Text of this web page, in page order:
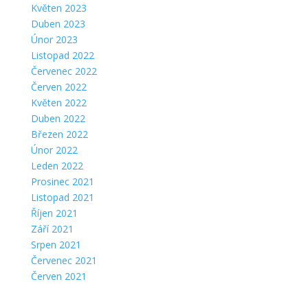
Květen 2023
Duben 2023
Únor 2023
Listopad 2022
Červenec 2022
Červen 2022
Květen 2022
Duben 2022
Březen 2022
Únor 2022
Leden 2022
Prosinec 2021
Listopad 2021
Říjen 2021
Září 2021
Srpen 2021
Červenec 2021
Červen 2021